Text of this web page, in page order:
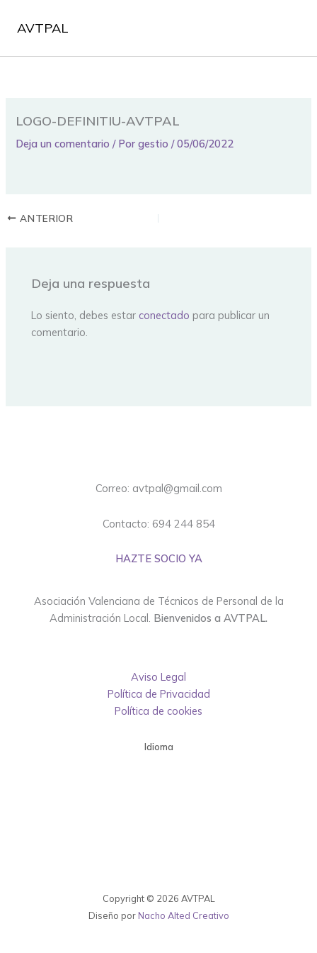
AVTPAL
LOGO-DEFINITIU-AVTPAL
Deja un comentario / Porgestio/05/06/2022
ANTERIOR
Deja una respuesta
Lo siento, debes estar conectado para publicar un
comentario.
Correo: avtpal@gmail.com
Contacto: 694 244 854
HAZTE SOCIO YA
Asociación Valenciana de Técnicos de Personal de la
Administración Local. Bienvenidos a AVTPAL.
Aviso Legal
Política de Privacidad
Política de cookies
Idioma
Copyright © 2026 AVTPAL
Diseño por Nacho Alted Creativo